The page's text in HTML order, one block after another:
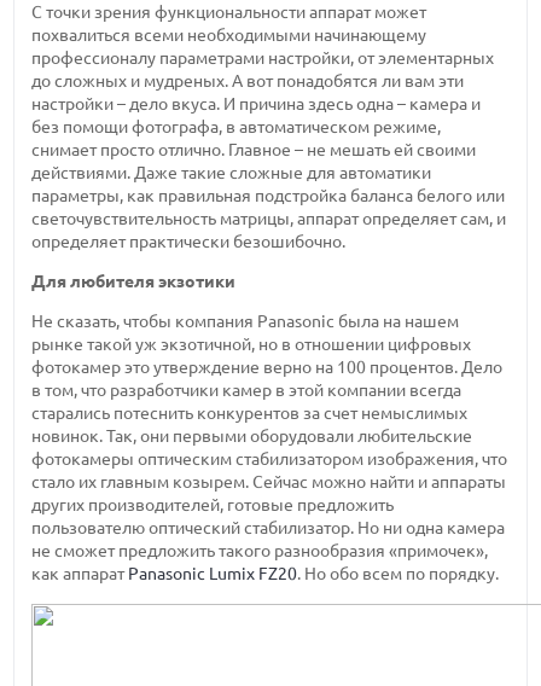
С точки зрения функциональности аппарат может
похвалиться всеми необходимыми начинающему
профессионалу параметрами настройки, от элементарных
до сложных и мудреных. А вот понадобятся ли вам эти
настройки – дело вкуса. И причина здесь одна – камера и
без помощи фотографа, в автоматическом режиме,
снимает просто отлично. Главное – не мешать ей своими
действиями. Даже такие сложные для автоматики
параметры, как правильная подстройка баланса белого или
светочувствительность матрицы, аппарат определяет сам, и
определяет практически безошибочно.
Для любителя экзотики
Не сказать, чтобы компания Panasonic была на нашем
рынке такой уж экзотичной, но в отношении цифровых
фотокамер это утверждение верно на 100 процентов. Дело
в том, что разработчики камер в этой компании всегда
старались потеснить конкурентов за счет немыслимых
новинок. Так, они первыми оборудовали любительские
фотокамеры оптическим стабилизатором изображения, что
стало их главным козырем. Сейчас можно найти и аппараты
других производителей, готовые предложить
пользователю оптический стабилизатор. Но ни одна камера
не сможет предложить такого разнообразия «примочек»,
как аппаратPanasonic Lumix FZ20. Но обо всем по порядку.